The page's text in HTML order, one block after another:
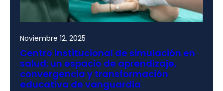
Noviembre 12, 2025
Centro institucional de simulación en
salud: un espacio de aprendizaje,
convergencia y transformación
educativa de vanguardia